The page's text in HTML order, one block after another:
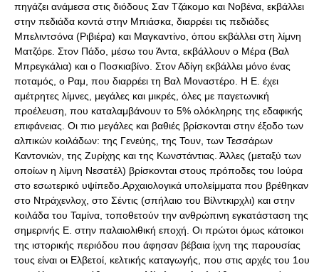
πηγάζει ανάμεσα στις διόδους Σαν Τζάκομο και Νοβένα, εκβάλλει
στην πεδιάδα κοντά στην Μπιάσκα, διαρρέει τις πεδιάδες
Μπελιντσόνα (Ριβιέρα) και Μαγκαντίνο, όπου εκβάλλει στη λίμνη
Ματζόρε. Στον Πάδο, μέσω του Άντα, εκβάλλουν ο Μέρα (Βαλ
Μπρεγκάλια) και ο Ποσκιαβίνο. Στον Αδίγη εκβάλλει μόνο ένας
ποταμός, ο Ραμ, που διαρρέει τη Βαλ Μοναστέρο. Η Ε. έχει
αμέτρητες λίμνες, μεγάλες και μικρές, όλες με παγετωνική
προέλευση, που καταλαμβάνουν το 5% ολόκληρης της εδαφικής
επιφάνειας. Οι πιο μεγάλες και βαθιές βρίσκονται στην έξοδο των
αλπικών κοιλάδων: της Γενεύης, της Τουν, των Τεσσάρων
Καντονιών, της Ζυρίχης και της Κωνστάντιας. Άλλες (μεταξύ των
οποίων η λίμνη Νεσατέλ) βρίσκονται στους πρόποδες του Ιούρα
στο εσωτερικό υψίπεδο.Αρχαιολογικά υπολείμματα που βρέθηκαν
στο Ντράχενλοχ, στο Σέντις (σπήλαιο του Βίλντκιρχλι) και στην
κοιλάδα του Ταμίνα, τοποθετούν την ανθρώπινη εγκατάσταση της
σημερινής Ε. στην παλαιολιθική εποχή. Οι πρώτοι όμως κάτοικοι
της ιστορικής περιόδου που άφησαν βέβαια ίχνη της παρουσίας
τους είναι οι Ελβετοί, κελτικής καταγωγής, που στις αρχές του 1ου